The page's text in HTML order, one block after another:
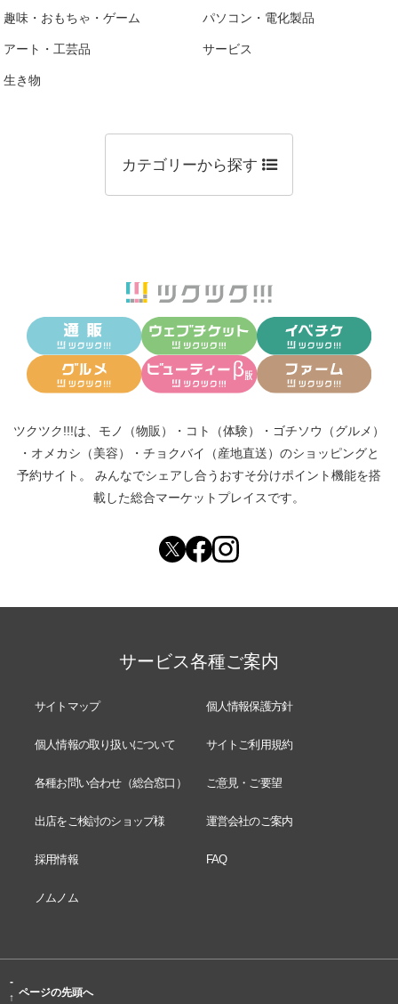
趣味・おもちゃ・ゲーム パソコン・電化製品
アート・工芸品 サービス
生き物
カテゴリーから探す
ツクツク!!!は、 モノ（物販） ・ コト（体験） ・ ゴチソウ（グルメ）
・ オメカシ（美容） ・ チョクバイ（産地直送） のショッピングと
予約サイト。
みんなでシェアし合う おすそ分けポイント機能を搭
載した総合マーケットプレイスです。
サービス各種ご案内
サイトマップ 個人情報保護方針
個人情報の取り扱いについて サイトご利用規約
各種お問い合わせ（総合窓口） ご意見・ご要望
出店をご検討のショップ様 運営会社のご案内
採用情報 FAQ
ノムノム
-
↑ ページの先頭へ